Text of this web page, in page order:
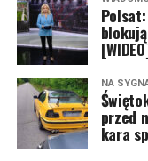
NA
przed
kara